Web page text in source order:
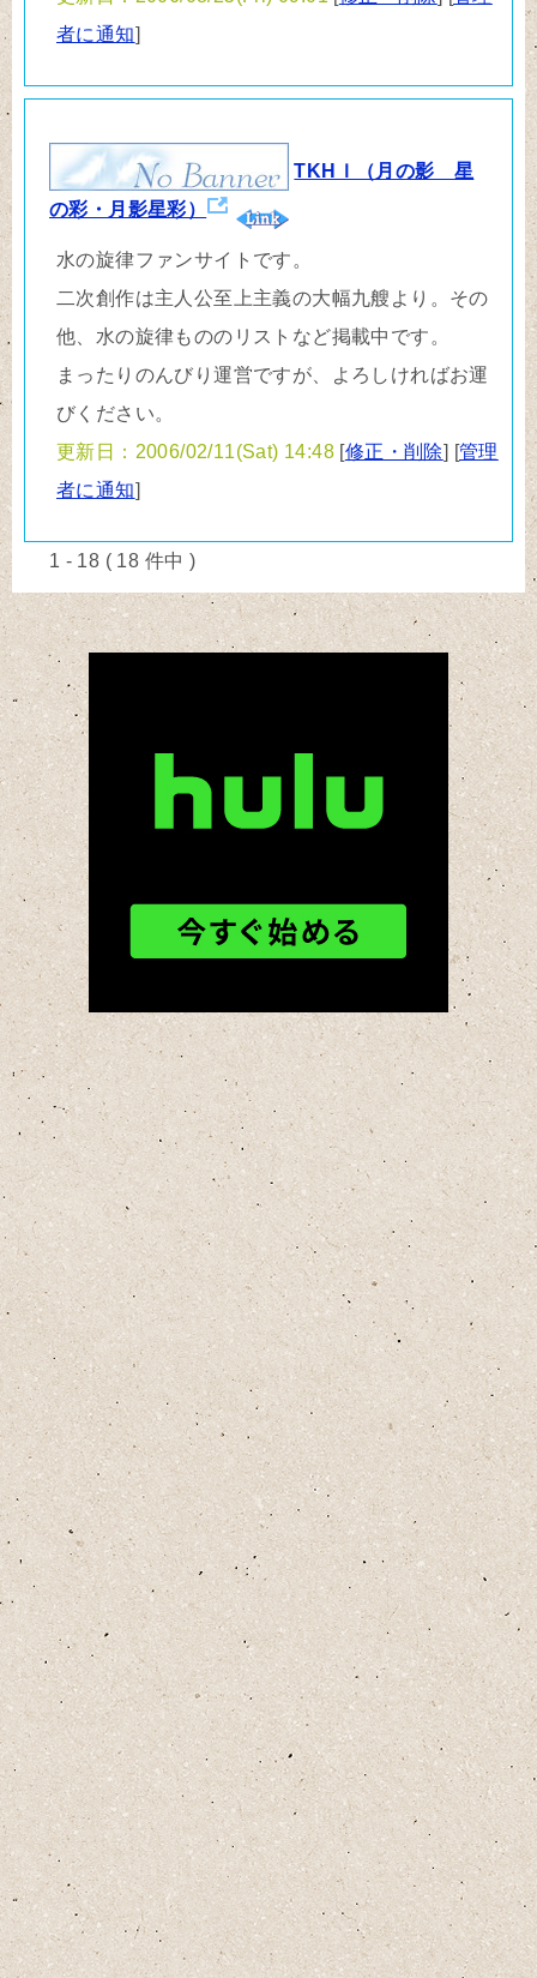
者に通知]
TKHＩ（月の影 星
の彩・月影星彩）
水の旋律ファンサイトです。
二次創作は主人公至上主義の大幅九艘より。その
他、水の旋律もののリストなど掲載中です。
まったりのんびり運営ですが、よろしければお運
びください。
更新日：2006/02/11(Sat) 14:48 [修正・削除] [管理
者に通知]
1 - 18 ( 18 件中 )